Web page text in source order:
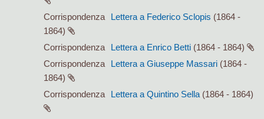
Corrispondenza Lettera a Federico Sclopis (1864 -
1864)
Corrispondenza
Lettera a Enrico Betti (1864 - 1864)
Corrispondenza
Lettera a Giuseppe Massari (1864 -
1864)
Corrispondenza
Lettera a Quintino Sella (1864 - 1864)